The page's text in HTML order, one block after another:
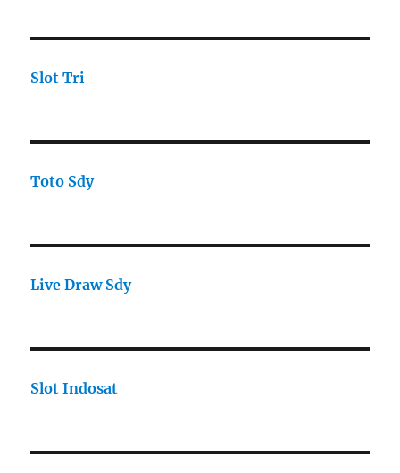
Slot Tri
Toto Sdy
Live Draw Sdy
Slot Indosat